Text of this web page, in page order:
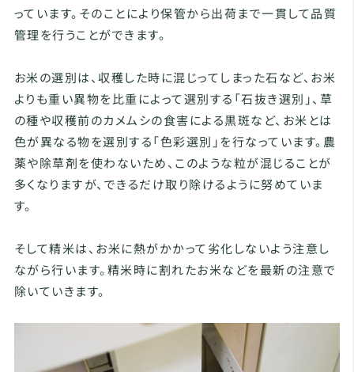
っています。そのことにより保管から出荷まで一貫して品質
管理を行うことができます。
お米の選別は、収穫した時に混じってしまった石など、お米
よりも重い異物を比重によって選別する「石抜き選別」、草
の種や収穫前のカメムシの食害による黒斑など、お米とは
色が異なる物を選別する「色彩選別」を行なっています。農
薬や除草剤を使わないため、このような粒が混じることが
多くなりますが、できるだけ取り除けるように努めていま
す。
そして精米は、お米に熱がかかって劣化しないよう注意し
ながら行います。精米時に割れたお米などを最新の注意で
除いていきます。